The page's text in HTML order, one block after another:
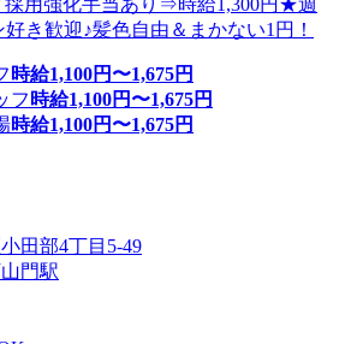
き歓迎♪髪色自由＆まかない1円！
時給1,100円〜1,675円
フ 時給1,100円〜1,675円
時給1,100円〜1,675円
田部4丁目5-49
門駅